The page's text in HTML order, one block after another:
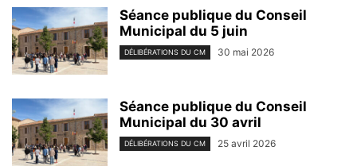
Séance publique du Conseil
Municipal du 5 juin
DÉLIBÉRATIONS DU CM 30 mai 2026
Séance publique du Conseil
Municipal du 30 avril
DÉLIBÉRATIONS DU CM 25 avril 2026